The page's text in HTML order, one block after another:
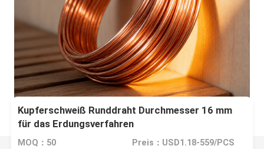
Kupferschweiß Runddraht Durchmesser 16 mm
für das Erdungsverfahren
MOQ：50 Preis：USD1.18-559/PCS